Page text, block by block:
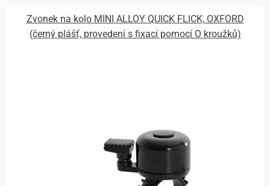
Zvonek na kolo MINI ALLOY QUICK FLICK, OXFORD
(černý plášť, provedení s fixací pomocí O kroužků)